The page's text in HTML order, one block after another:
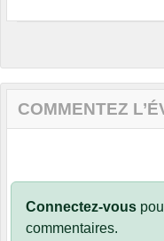
COMMENTEZ
Connectez-vous
commentaires.